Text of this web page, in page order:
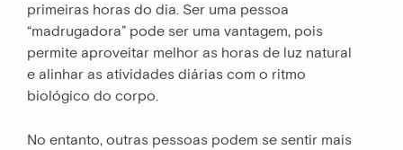
primeiras horas do dia. Ser uma pessoa
“madrugadora” pode ser uma vantagem, pois
permite aproveitar melhor as horas de luz natural
e alinhar as atividades diárias com o ritmo
biológico do corpo.
No entanto, outras pessoas podem se sentir mais